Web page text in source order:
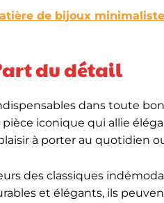
de bijoux
du détail
dans toute
pièce iconique qui allie
à porter au quotidien
des classiques
et élégants, ils